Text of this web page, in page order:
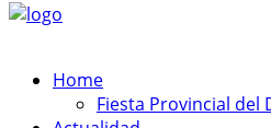
Home
Fiesta Provincial del